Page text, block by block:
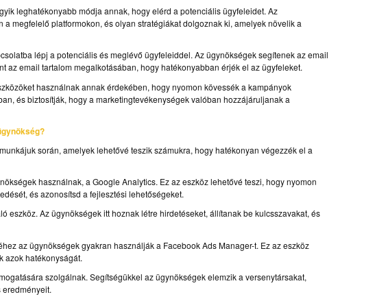
leghatékonyabb módja annak, hogy elérd a potenciális ügyfeleidet. Az
megfelelő platformokon, és olyan stratégiákat dolgoznak ki, amelyek növelik a
lépj a potenciális és meglévő ügyfeleiddel. Az ügynökségek segítenek az email
az email tartalom megalkotásában, hogy hatékonyabban érjék el az ügyfeleket.
használnak annak érdekében, hogy nyomon kövessék a kampányok
és biztosítják, hogy a marketingtevékenységek valóban hozzájáruljanak a
során, amelyek lehetővé teszik számukra, hogy hatékonyan végezzék el a
használnak, a Google Analytics. Ez az eszköz lehetővé teszi, hogy nyomon
és azonosítsd a fejlesztési lehetőségeket.
eszköz. Az ügynökségek itt hoznak létre hirdetéseket, állítanak be kulcsszavakat, és
az ügynökségek gyakran használják a Facebook Ads Manager-t. Ez az eszköz
azok hatékonyságát.
szolgálnak. Segítségükkel az ügynökségek elemzik a versenytársakat,